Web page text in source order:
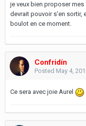
je veux bien proposer
devrait pouvoir s'en sortir,
boulot en ce moment.
Confridín
Posted May 4,
Ce sera avec joie Aurel